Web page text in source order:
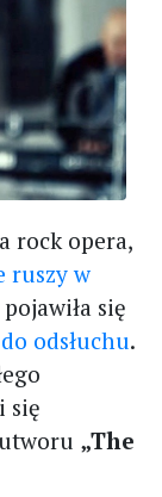
rock opera,
ruszy w
się
odsłuchu.
się
„The